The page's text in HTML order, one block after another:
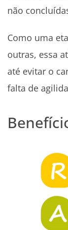
não
Como uma
outras, essa
até evitar o
falta de